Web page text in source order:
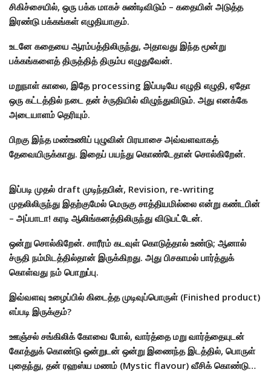
சிகிச்சையில், ஒரு பக்க மாகச் சுண்டிவிடும் – கதையின் அடுத்த
இரண்டு பக்கங்கள் எழுதியாகும்.
உடனே கதையை ஆரம்பத்திலிருந்து, அதாவது இந்த மூன்று
பக்கங்களைத் திருத்தித் திரும்ப எழுதுவேன்.
மறுநாள் காலை, இதே processing இப்படியே எழுதி எழுதி, ஏதோ
ஒரு கட்டத்தில் நடை தன் ச்ருதியில் விழுந்துவிடும். அது எனக்கே
அடையாளம் தெரியும்.
பிறகு இந்த மண்உணிப் புழுவின் பிரயாசை அவ்வளவாகத்
தேவையிருக்காது. இதைப் பயந்து கொண்டேதான் சொல்கிறேன்.
இப்படி முதல் draft முடிந்தபின், Revision, re-writing
முதலிலிருந்து இதற்குமேல் மெருகு சாத்தியமில்லை என்று கண்டபின்
– அப்பாடா! கரடி ஆலிங்கனத்திலிருந்து விடுபட்டேன்.
ஒன்று சொல்கிறேன். சாரீரம் கடவுள் கொடுத்தால் உண்டு; ஆனால்
ச்ருதி நம்மிடத்தில்தான் இருக்கிறது. அது பிசகாமல் பார்த்துக்
கொள்வது நம் பொறுப்பு.
இவ்வளவு உழைப்பில் கிடைத்த முடிவுப்பொருள் (Finished product)
எப்படி இருக்கும்?
ஊஞ்சல் சங்கிலிக் கோவை போல், வார்த்தை மறு வார்த்தையுடன்
கோத்துக் கொண்டு ஒன்றுடன் ஒன்று இணைந்த இடத்தில், பொருள்
புதைந்து, தன் ரஹஸ்ய மணம் (Mystic flavour) வீசிக் கொண்டு…